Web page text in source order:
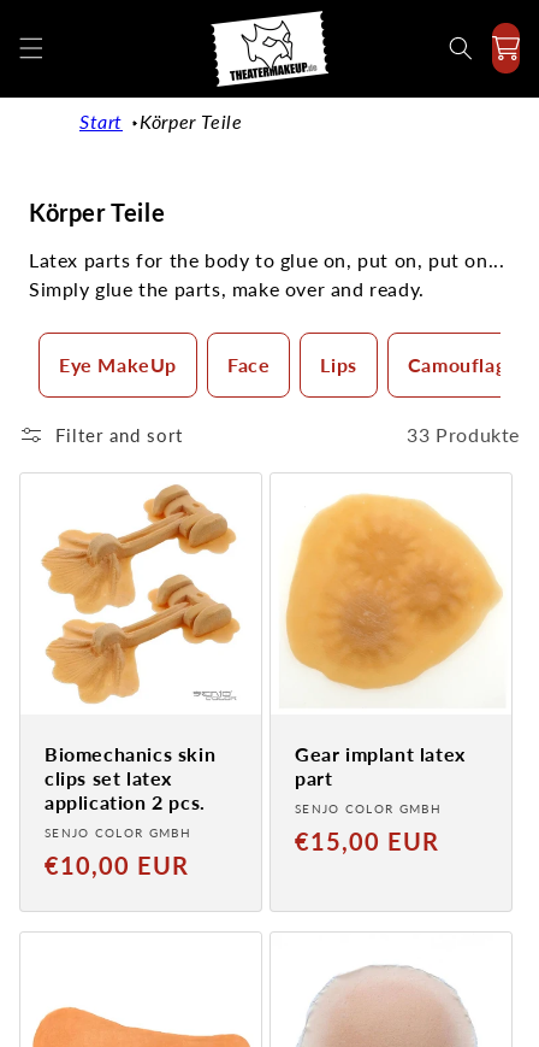
content
Start Körper Teile
K
t
e
g
i
Körper Teile
Latex parts for the body to glue on, put on, put on...
Simply glue the parts, make over and ready.
Eye MakeUp Face Lips Camouflage
Filter and sort 33 Produkte
Biomechanics skin
clips set latex
application 2 pcs.
Provider:
SENJO COLOR GMBH
Normal
€10,00 EUR
Gear implant latex
part
Provider:
SENJO COLOR GMBH
Normal
€15,00 EUR